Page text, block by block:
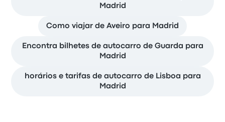
Madrid
Como viajar de Aveiro para Madrid
Encontra bilhetes de autocarro de Guarda para
Madrid
horários e tarifas de autocarro de Lisboa para
Madrid